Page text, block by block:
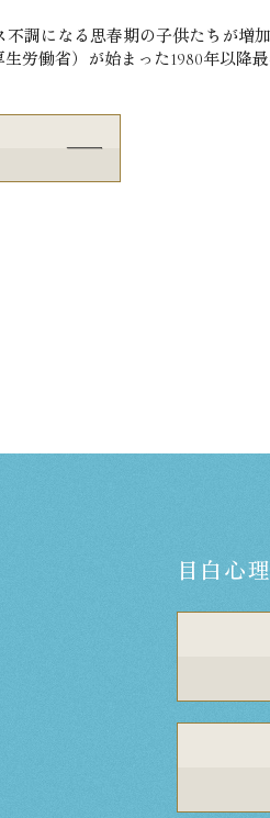
調になる思春期の子供たちが増加
労働省）が始まった1980年以降
目白心